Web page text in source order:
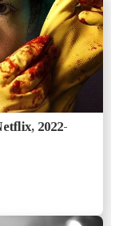
2022-